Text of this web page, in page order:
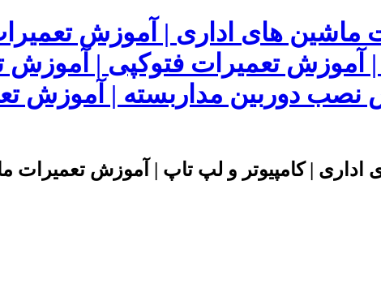
ماشین های اداری | آموزش
| آموزش تعمیرات فتوکپی | آموزش
دوربین مداربسته | آموزش
| کامپیوتر و لپ تاپ | آموزش تعمیرات